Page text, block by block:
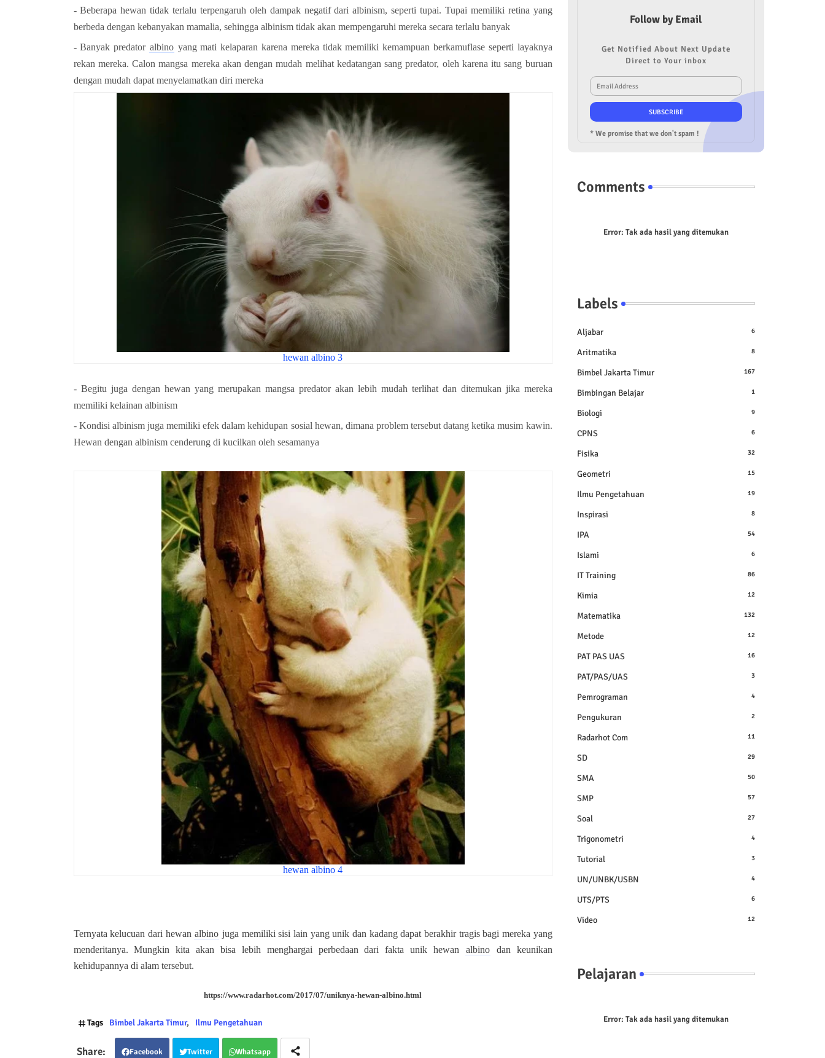
- Beberapa hewan tidak terlalu terpengaruh oleh dampak negatif dari albinism, seperti tupai. Tupai memiliki retina yang
berbeda dengan kebanyakan mamalia, sehingga albinism tidak akan mempengaruhi mereka secara terlalu banyak
- Banyak predator albino yang mati kelaparan karena mereka tidak memiliki kemampuan berkamuflase seperti layaknya
rekan mereka. Calon mangsa mereka akan dengan mudah melihat kedatangan sang predator, oleh karena itu sang buruan
dengan mudah dapat menyelamatkan diri mereka
hewan albino 3
- Begitu juga dengan hewan yang merupakan mangsa predator akan lebih mudah terlihat dan ditemukan jika mereka
memiliki kelainan albinism
- Kondisi albinism juga memiliki efek dalam kehidupan sosial hewan, dimana problem tersebut datang ketika musim kawin.
Hewan dengan albinism cenderung di kucilkan oleh sesamanya
hewan albino 4
Ternyata kelucuan dari hewan albino juga memiliki sisi lain yang unik dan kadang dapat berakhir tragis bagi mereka yang
menderitanya. Mungkin kita akan bisa lebih menghargai perbedaan dari fakta unik hewan albino dan keunikan
kehidupannya di alam tersebut.
https://www.radarhot.com/2017/07/uniknya-hewan-albino.html
Tags Bimbel Jakarta Timur Ilmu Pengetahuan
Facebook Twitter Whatsapp
Follow by Email
Get Notified About Next Update
Direct to Your inbox
* We promise that we don't spam !
Comments
Error: Tak ada hasil yang ditemukan
Labels
Aljabar 6
Aritmatika 8
Bimbel Jakarta Timur 167
Bimbingan Belajar 1
Biologi 9
CPNS 6
Fisika 32
Geometri 15
Ilmu Pengetahuan 19
Inspirasi 8
IPA 54
Islami 6
IT Training 86
Kimia 12
Matematika 132
Metode 12
PAT PAS UAS 16
PAT/PAS/UAS 3
Pemrograman 4
Pengukuran 2
Radarhot Com 11
SD 29
SMA 50
SMP 57
Soal 27
Trigonometri 4
Tutorial 3
UN/UNBK/USBN 4
UTS/PTS 6
Video 12
Pelajaran
Error: Tak ada hasil yang ditemukan